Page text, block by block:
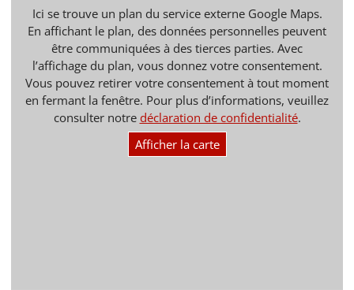
Ici se trouve un plan du service externe Google Maps.
En affichant le plan, des données personnelles peuvent
être communiquées à des tierces parties. Avec
l’affichage du plan, vous donnez votre consentement.
Vous pouvez retirer votre consentement à tout moment
en fermant la fenêtre. Pour plus d’informations, veuillez
consulter notre déclaration de confidentialité.
Afficher la carte